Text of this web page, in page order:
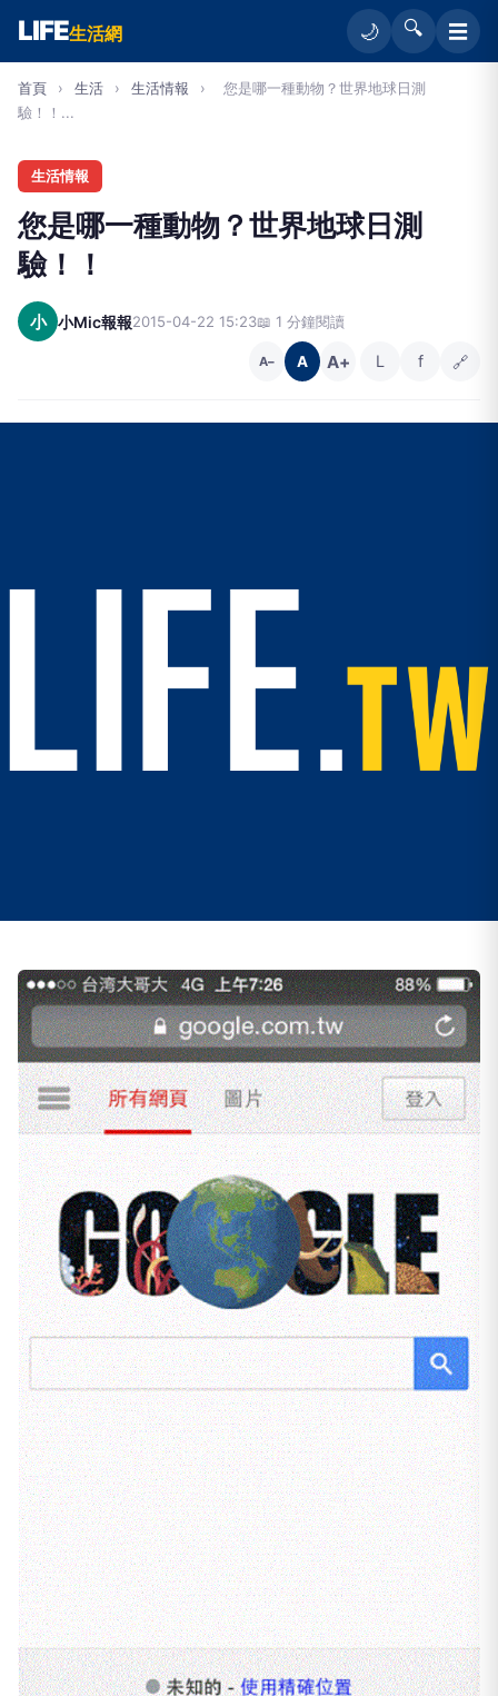
LIFE生活網 🌙 🔍 ☰
首頁 › 生活 › 生活情報 ›
您是哪一種動物？世界地球日測
驗！！...
生活情報
您是哪一種動物？世界地球日測
驗！！
小 小Mic報報2015-04-22 15:23📖 1 分鐘閱讀
A− A A+ L f 🔗